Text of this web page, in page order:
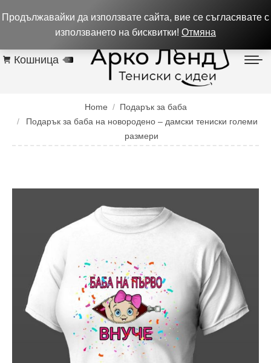
Контакти
Кошница
Home
Подарък за баба
Подарък за баба на новородено – дамски тениски големи
размери
Продължавайки да използвате сайта, вие се съгласявате с
използването на бисквитки! Отмяна